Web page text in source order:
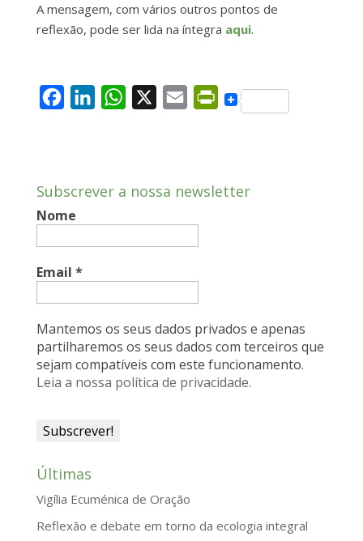
A mensagem, com vários outros pontos de
reflexão, pode ser lida na íntegra aqui.
b
o
o
k
e
I
W
s
p
l
P
t
d
l
y
Subscrever a nossa newsletter
Nome
Email *
Mantemos os seus dados privados e apenas
partilharemos os seus dados com terceiros que
sejam compatíveis com este funcionamento.
Leia a nossa política de privacidade.
Últimas
Vigília Ecuménica de Oração
Reflexão e debate em torno da ecologia integral